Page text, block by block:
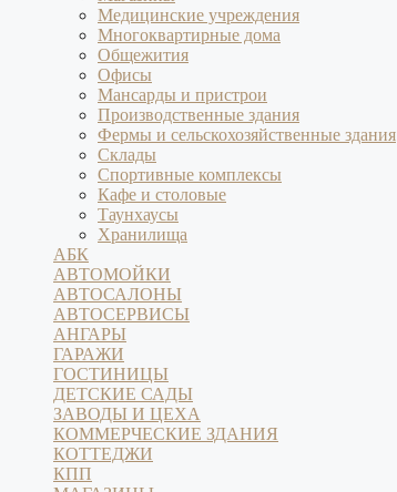
Медицинские учреждения
Многоквартирные дома
Общежития
Офисы
Мансарды и пристрои
Производственные здания
Фермы и сельскохозяйственные здания
Склады
Спортивные комплексы
Кафе и столовые
Таунхаусы
Хранилища
АБК
АВТОМОЙКИ
АВТОСАЛОНЫ
АВТОСЕРВИСЫ
АНГАРЫ
ГАРАЖИ
ГОСТИНИЦЫ
ДЕТСКИЕ САДЫ
ЗАВОДЫ И ЦЕХА
КОММЕРЧЕСКИЕ ЗДАНИЯ
КОТТЕДЖИ
КПП